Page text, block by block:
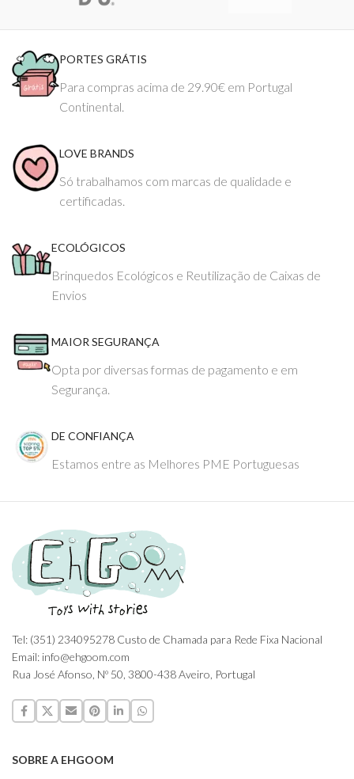
PORTES GRÁTIS
Para compras acima de 29.90€ em Portugal
Continental.
LOVE BRANDS
Só trabalhamos com marcas de qualidade e
certificadas.
ECOLÓGICOS
Brinquedos Ecológicos e Reutilização de Caixas de
Envios
MAIOR SEGURANÇA
Opta por diversas formas de pagamento e em
Segurança.
DE CONFIANÇA
Estamos entre as Melhores PME Portuguesas
Tel: (351) 234095278 Custo de Chamada para Rede Fixa Nacional
Email: info@ehgoom.com
Rua José Afonso, Nº 50, 3800-438 Aveiro, Portugal
SOBRE A EHGOOM